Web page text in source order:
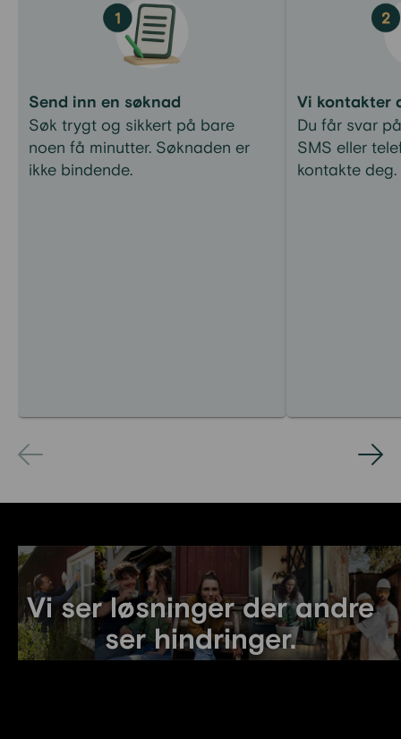
Send inn en søknad
Søk trygt og sikkert på bare
noen få minutter. Søknaden er
ikke bindende.
Vi kontakter
Du får svar
SMS eller
kontakte deg.
Vi ser løsninger der andre
ser hindringer.